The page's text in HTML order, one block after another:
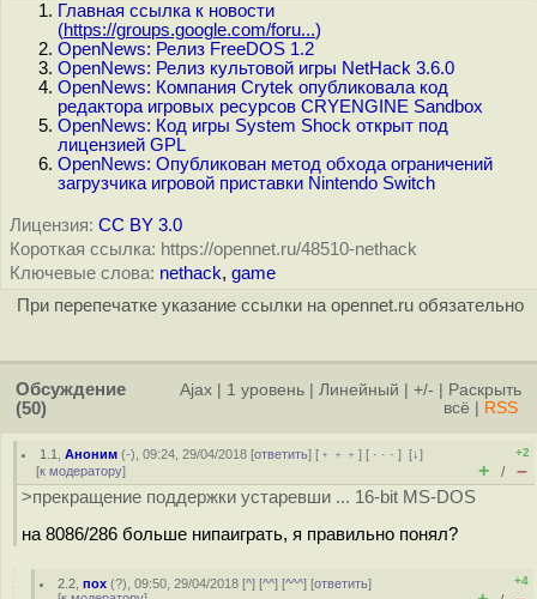
Главная ссылка к новости
(https://groups.google.com/foru...)
OpenNews: Релиз FreeDOS 1.2
OpenNews: Релиз культовой игры NetHack 3.6.0
OpenNews: Компания Crytek опубликовала код
редактора игровых ресурсов CRYENGINE Sandbox
OpenNews: Код игры System Shock открыт под
лицензией GPL
OpenNews: Опубликован метод обхода ограничений
загрузчика игровой приставки Nintendo Switch
Лицензия: CC BY 3.0
Короткая ссылка: https://opennet.ru/48510-nethack
Ключевые слова: nethack, game
При перепечатке указание ссылки на opennet.ru обязательно
Обсуждение
(50)
Ajax 1 уровень Линейный +/-
Раскрыть
всё
RSS
1.1 ,Аноним (-), 09:24, 29/04/2018 [ответить] [ ﹢﹢﹢] [ · · ·][↓]
[к модератору]
+2
+ / –
>прекращение поддержки устаревши ... 16-bit MS-DOS
на 8086/286 больше нипаиграть, я правильно понял?
2.2 ,пох (?), 09:50, 29/04/2018 [^] [^^] [^^^] [ответить]
+4